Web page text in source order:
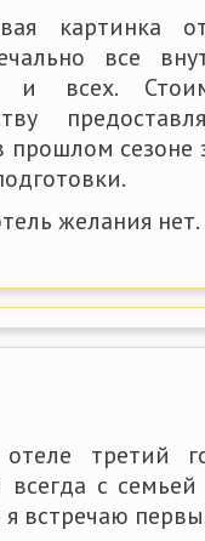
картинка
все
и всех.
прошлом
желания нет.
третий
всегда с
встречаю